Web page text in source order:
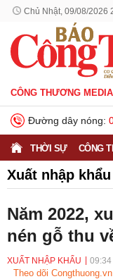
Chủ Nhật, 09/08/2026
CÔNG THƯƠNG MEDIA
Đường dây nóng:
THỜI SỰ CÔNG
Xuất nhập khẩu
Xuất xứ hàng hóa
Thương mại
Năm 2022,
nén gỗ thu
XUẤT NHẬP KHẨU 09:34
Theo dõi Congthuong.vn